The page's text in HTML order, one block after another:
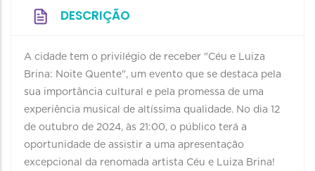
DESCRIÇÃO
A cidade tem o privilégio de receber "Céu e Luiza
Brina: Noite Quente", um evento que se destaca pela
sua importância cultural e pela promessa de uma
experiência musical de altíssima qualidade. No dia 12
de outubro de 2024, às 21:00, o público terá a
oportunidade de assistir a uma apresentação
excepcional da renomada artista Céu e Luiza Brina!